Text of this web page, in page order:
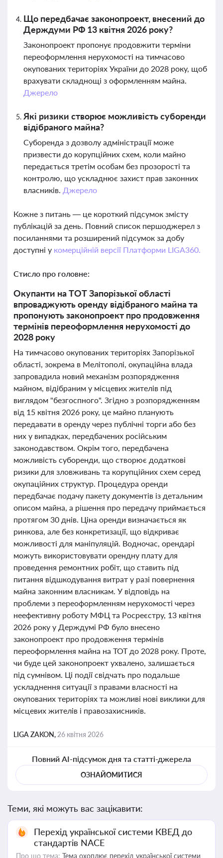
Що передбачає законопроект, внесений до
Держдуми РФ 13 квітня 2026 року?
Законопроект пропонує продовжити терміни
переоформлення нерухомості на тимчасово
окупованих територіях України до 2028 року, щоб
врахувати складнощі з оформленням майна.
Джерело
Які ризики створює можливість суборенди
відібраного майна?
Суборенда з дозволу адміністрації може
призвести до корупційних схем, коли майно
передається третім особам без прозорості та
контролю, що ускладнює захист прав законних
власників. Джерело
Кожне з питань — це короткий підсумок змісту
публікацій за день. Повний список першоджерел з
посиланнями та розширений підсумок за добу
доступні у комерційній версії Платформи LIGA360.
Стисло про головне:
Окупанти на ТОТ Запорізької області
впроваджують оренду відібраного майна та
пропонують законопроект про продовження
термінів переоформлення нерухомості до
2028 року
На тимчасово окупованих територіях Запорізької
області, зокрема в Мелітополі, окупаційна влада
запровадила новий механізм розпорядження
майном, відібраним у місцевих жителів під
виглядом "безгоспного". Згідно з розпорядженням
від 15 квітня 2026 року, це майно планують
передавати в оренду через публічні торги або без
них у випадках, передбачених російським
законодавством. Окрім того, передбачена
можливість суборенди, що створює додаткові
ризики для зловживань та корупційних схем серед
окупаційних структур. Процедура оренди
передбачає подачу пакету документів із детальним
описом майна, а рішення про передачу приймається
протягом 30 днів. Ціна оренди визначається як
ринкова, але без конкретизації, що відкриває
можливості для маніпуляцій. Водночас, орендарі
можуть використовувати орендну плату для
проведення ремонтних робіт, що ставить під
питання відшкодування витрат у разі повернення
майна законним власникам. У відповідь на
проблеми з переоформленням нерухомості через
неефективну роботу МФЦ та Росреєстру, 13 квітня
2026 року у Держдумі РФ було внесено
законопроект про продовження термінів
переоформлення майна на ТОТ до 2028 року. Проте,
чи буде цей законопроект ухвалено, залишається
під сумнівом. Ці події свідчать про подальше
ускладнення ситуації з правами власності на
окупованих територіях та можливі нові виклики для
місцевих жителів і правозахисників.
LIGA ZAKON, 26 квітня 2026
Повний AI-підсумок дня та статті-джерела
ОЗНАЙОМИТИСЯ
Теми, які можуть вас зацікавити:
Перехід української системи КВЕД до
стандартів NACE
Про що тема: Тема охоплює перехід української системи